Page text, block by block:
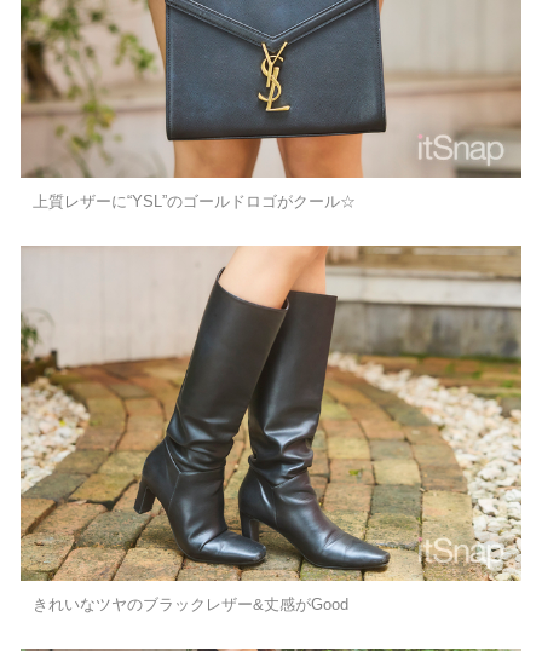
上質レザーに“YSL”のゴールドロゴがクール☆
きれいなツヤのブラックレザー&丈感がGood